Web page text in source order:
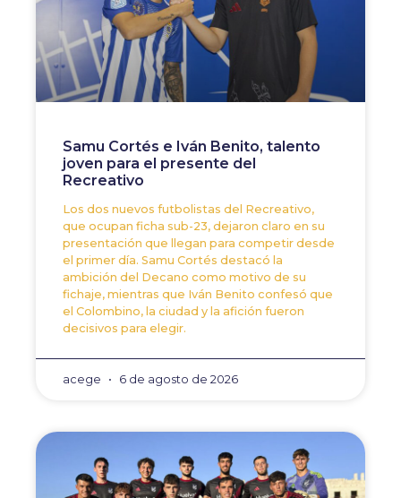
Samu Cortés e Iván Benito, talento
joven para el presente del
Recreativo
Los dos nuevos futbolistas del Recreativo,
que ocupan ficha sub-23, dejaron claro en su
presentación que llegan para competir desde
el primer día. Samu Cortés destacó la
ambición del Decano como motivo de su
fichaje, mientras que Iván Benito confesó que
el Colombino, la ciudad y la afición fueron
decisivos para elegir.
acege 6 de agosto de 2026